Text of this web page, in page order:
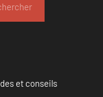
et conseils